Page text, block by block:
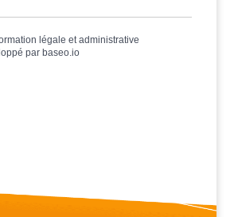
légale et administrative
par baseo.io